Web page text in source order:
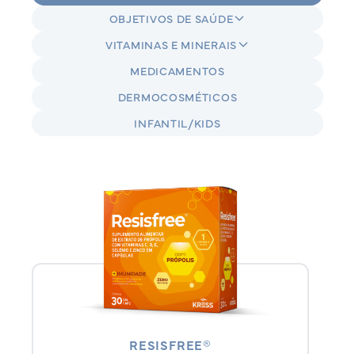
OBJETIVOS DE SAÚDE
VITAMINAS E MINERAIS
MEDICAMENTOS
DERMOCOSMÉTICOS
INFANTIL/KIDS
RESISFREE®